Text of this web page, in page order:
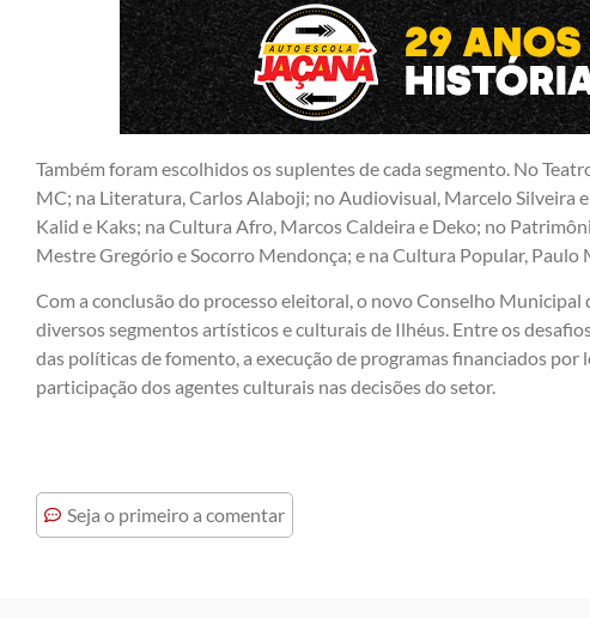
Também foram escolhidos os suplentes de cada segmento. No
MC; na Literatura, Carlos Alaboji; no Audiovisual, Marcelo Silveira
Kalid e Kaks; na Cultura Afro, Marcos Caldeira e Deko; no
Mestre Gregório e Socorro Mendonça; e na Cultura Popular, Paulo
Com a conclusão do processo eleitoral, o novo Conselho Municipal
diversos segmentos artísticos e culturais de Ilhéus. Entre os
das políticas de fomento, a execução de programas financiados por
participação dos agentes culturais nas decisões do setor.
Seja o primeiro a comentar